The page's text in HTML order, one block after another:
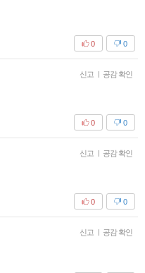
0
0
신고 | 공감 확인
0
0
신고 | 공감 확인
0
0
신고 | 공감 확인